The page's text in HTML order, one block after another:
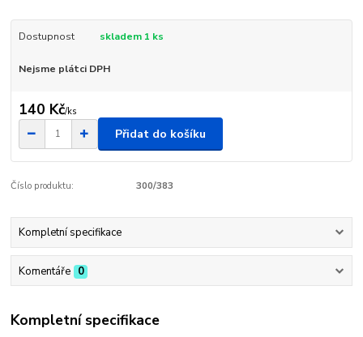
Dostupnost skladem 1 ks
Nejsme plátci DPH
140 Kč/ks
Přidat do košíku
Číslo produktu: 300/383
Kompletní specifikace
Komentáře 0
Kompletní specifikace